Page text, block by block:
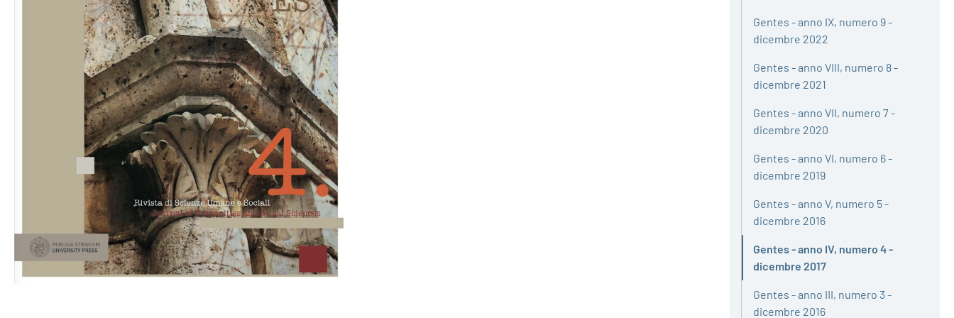
Gentes - anno IX, numero 9 -
dicembre 2022
Gentes - anno VIII, numero 8 -
dicembre 2021
Gentes - anno VII, numero 7 -
dicembre 2020
Gentes - anno VI, numero 6 -
dicembre 2019
Gentes - anno V, numero 5 -
dicembre 2016
Gentes - anno IV, numero 4 -
dicembre 2017
Attivo
Gentes - anno III, numero 3 -
dicembre 2016